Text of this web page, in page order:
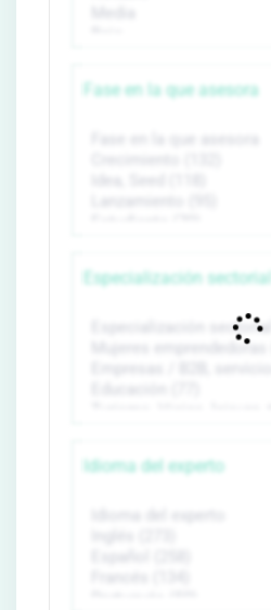
Fase en la que asesora
Especialización sectorial
Idioma del experto